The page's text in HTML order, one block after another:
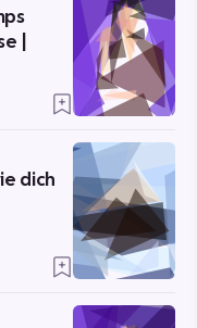
|
dich